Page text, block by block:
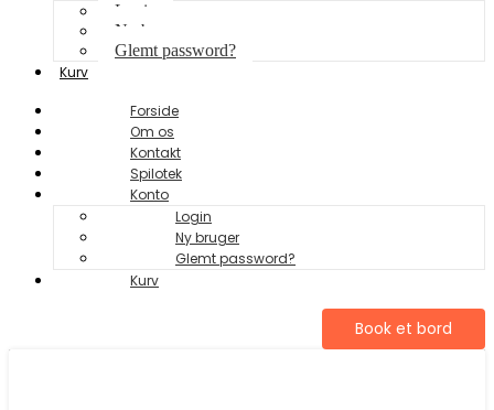
Login
Ny bruger
Glemt password?
Kurv
Forside
Om os
Kontakt
Spilotek
Konto
Login
Ny bruger
Glemt password?
Kurv
Book et bord